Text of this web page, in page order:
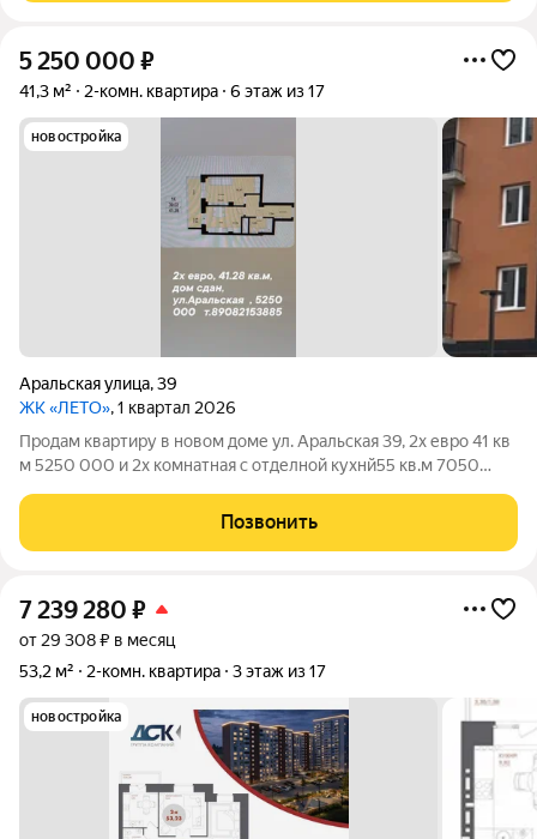
5 250 000 ₽
41,3 м² 2-комн. квартира 6 этаж из 17
новостройка
Аральская улица,39
ЖК «ЛЕТО», 1 квартал 2026
Продам квартиру в новом доме ул. Аральская 39, 2х евро 41 кв
м 5250 000 и 2х комнатная с отделной кухнй55 кв.м 7050
натяжные потолки
Позвонить
7 239 280 ₽
от 29 308 ₽ в месяц
53,2 м²
2-комн. квартира 3 этаж из 17
новостройка